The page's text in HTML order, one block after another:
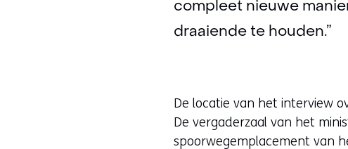
compleet nieuwe
draaiende te houden.”
De locatie van het interview
De vergaderzaal van het
spoorwegemplacement van